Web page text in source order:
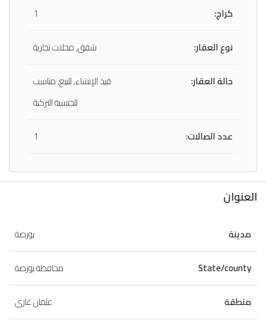
كراج:
1
نوع العقار:
شقق, محلات تجارية
حالة العقار:
قيد الإنشاء, للبيع, مناسب
للجنسية التركية
عدد الصالات:
1
العنوان
مدينة
بورصة
State/county
محافظة بورصة
منطقة
عثمان غازى